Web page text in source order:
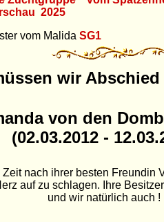
2025
vom Malida SG1
wir
von den
(02.03.2012 -
Zeit nach ihrer besten Freundin
auf zu schlagen. Ihre
und wir natürlich auch !